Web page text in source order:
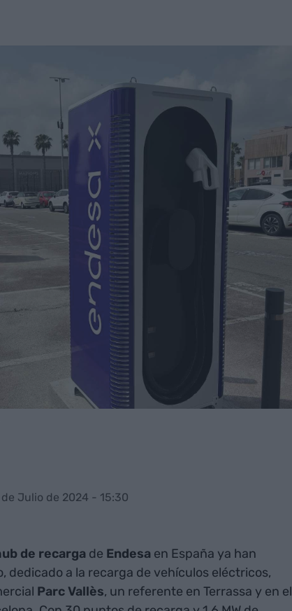
Julio de 2024 - 15:30
de recarga de Endesa en España ya han
dedicado a la recarga de vehículos eléctricos,
Parc Vallès, un referente en Terrassa y en el